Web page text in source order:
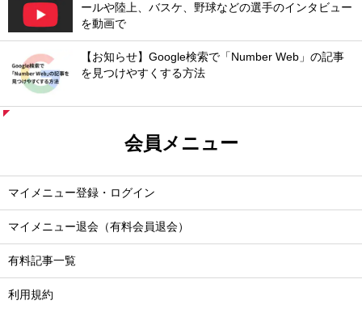
ールや陸上、バスケ、野球などの選手のインタビュー
を動画で
【お知らせ】Google検索で「Number Web」の記事
を見つけやすくする方法
会員メニュー
マイメニュー登録・ログイン
マイメニュー退会（有料会員退会）
有料記事一覧
利用規約